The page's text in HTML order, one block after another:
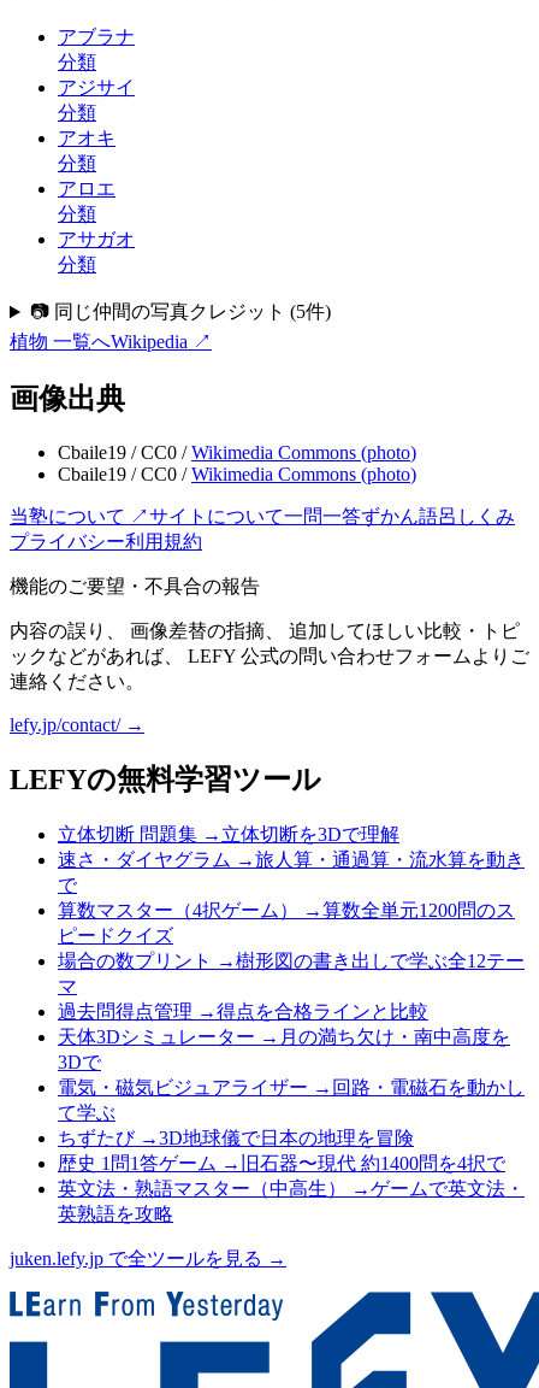
アブラナ
分類
アジサイ
分類
アオキ
分類
アロエ
分類
アサガオ
分類
📷 同じ仲間の写真クレジット (5件)
植物 一覧へWikipedia ↗
画像出典
Cbaile19 /CC0 / Wikimedia Commons (photo)
Cbaile19 /CC0 / Wikimedia Commons (photo)
当塾について ↗サイトについて一問一答ずかん語呂 しくみ
プライバシー利用規約
機能のご要望・不具合の報告
内容の誤り、 画像差替の指摘、 追加してほしい比較・トピ
ックなどがあれば、 LEFY 公式の問い合わせフォームよりご
連絡ください。
lefy.jp/contact/ →
LEFYの無料学習ツール
立体切断 問題集 → 立体切断を3Dで理解
速さ・ダイヤグラム →旅人算・通過算・流水算を動き
で
算数マスター（4択ゲーム）
→算数全単元1200問のス
ピードクイズ
場合の数プリント
→樹形図の書き出しで学ぶ全12テー
マ
過去問得点管理 →得点を合格ラインと比較
天体3Dシミュレーター → 月の満ち欠け・南中高度を
3Dで
電気・磁気ビジュアライザー → 回路・電磁石を動かし
て学ぶ
ちずたび→3D地球儀で日本の地理を冒険
歴史 1問1答ゲーム → 旧石器〜現代 約1400問を4択で
英文法・熟語マスター（中高生）
→ゲームで英文法・
英熟語を攻略
juken.lefy.jp で全ツールを見る →